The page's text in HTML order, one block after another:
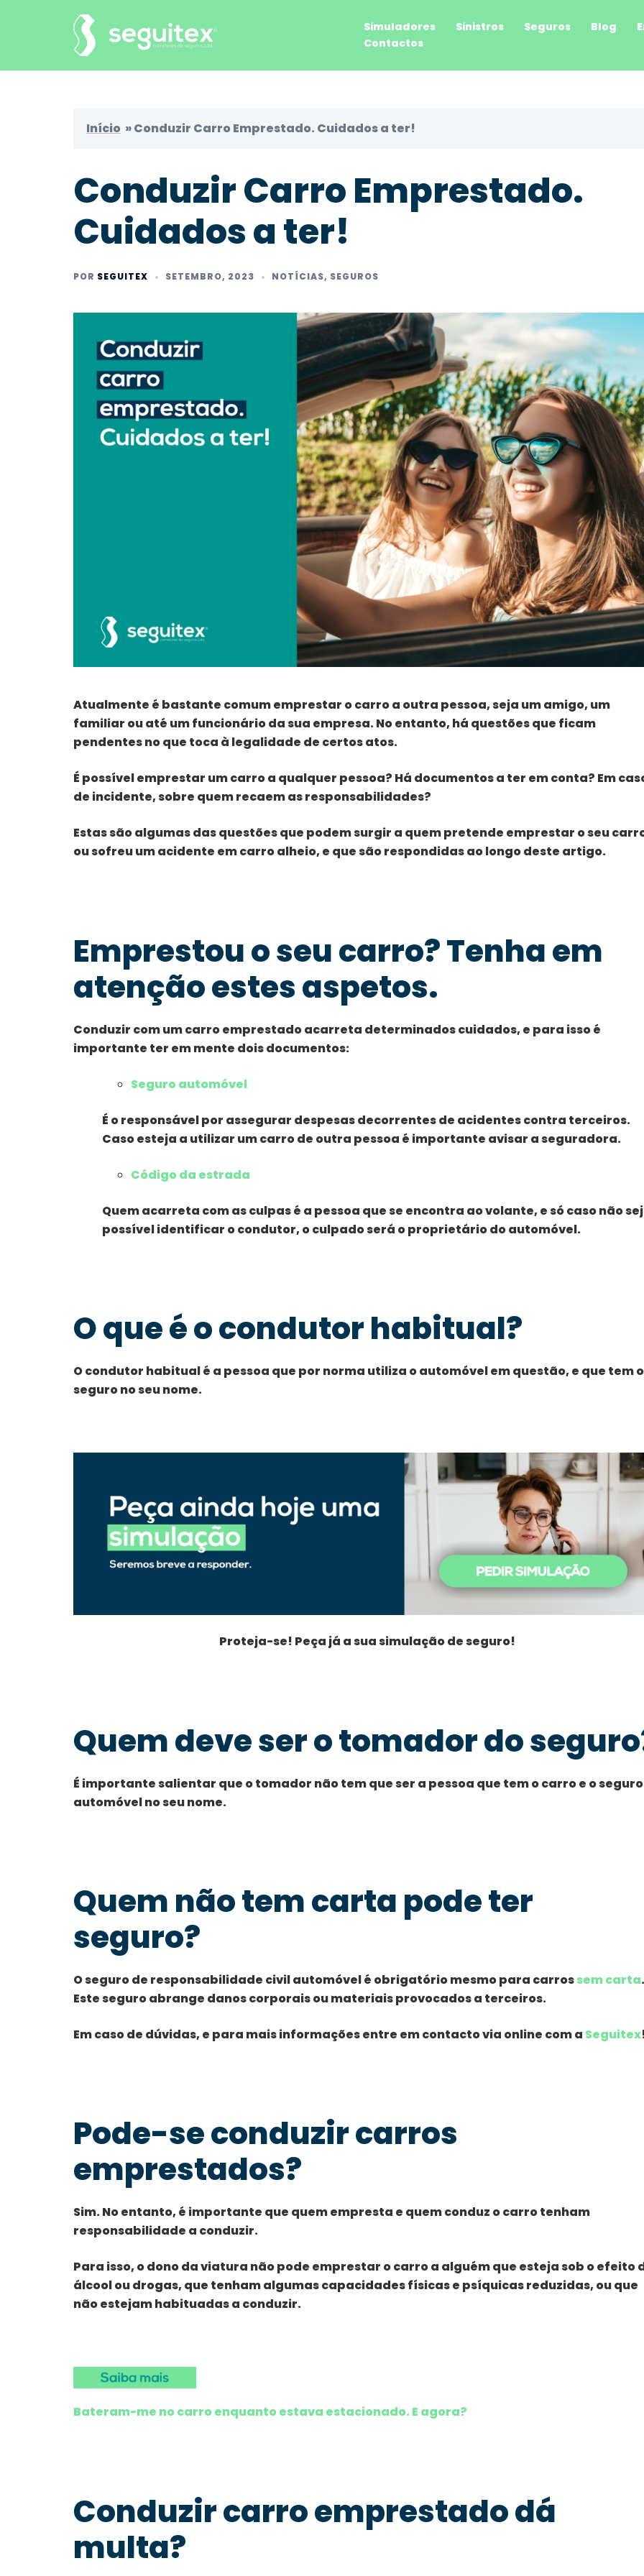
Simuladores Sinistros Seguros Blog
Contactos
Início »Conduzir Carro Emprestado. Cuidados a ter!
Conduzir Carro Emprestado.
Cuidados a ter!
POR SEGUITEX SETEMBRO, 2023 NOTÍCIAS, SEGUROS
Atualmente é bastante comum emprestar o carro a outra pessoa, seja um amigo, um
familiar ou até um funcionário da sua empresa. No entanto, há questões que ficam
pendentes no que toca à legalidade de certos atos.
É possível emprestar um carro a qualquer pessoa? Há documentos a ter em conta? Em
de incidente, sobre quem recaem as responsabilidades?
Estas são algumas das questões que podem surgir a quem pretende emprestar o seu
ou sofreu um acidente em carro alheio, e que são respondidas ao longo deste artigo.
Emprestou o seu carro? Tenha em
atenção estes aspetos.
Conduzir com um carro emprestado acarreta determinados cuidados, e para isso é
importante ter em mente dois documentos:
Seguro automóvel
É o responsável por assegurar despesas decorrentes de acidentes contra terceiros.
Caso esteja a utilizar um carro de outra pessoa é importante avisar a seguradora.
Código da estrada
Quem acarreta com as culpas é a pessoa que se encontra ao volante, e só caso não
possível identificar o condutor, o culpado será o proprietário do automóvel.
O que é o condutor habitual?
O condutor habitual é a pessoa que por norma utiliza o automóvel em questão, e que tem o
seguro no seu nome.
Proteja-se! Peça já a sua simulação de seguro!
Quem deve ser o tomador do
É importante salientar que o tomador não tem que ser a pessoa que tem o carro e o seguro
automóvel no seu nome.
Quem não tem carta pode ter
seguro?
O seguro de responsabilidade civil automóvel é obrigatório mesmo para carrossem carta.
Este seguro abrange danos corporais ou materiais provocados a terceiros.
Em caso de dúvidas, e para mais informações entre em contacto via online com a Seguitex
Pode-se conduzir carros
emprestados?
Sim. No entanto, é importante que quem empresta e quem conduz o carro tenham
responsabilidade a conduzir.
Para isso, o dono da viatura não pode emprestar o carro a alguém que esteja sob o efeito
álcool ou drogas, que tenham algumas capacidades físicas e psíquicas reduzidas, ou que
não estejam habituadas a conduzir.
Bateram-me no carro enquanto estava estacionado. E agora?
Conduzir carro emprestado dá
multa?